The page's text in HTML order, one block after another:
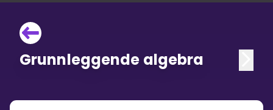
Grunnleggende algebra